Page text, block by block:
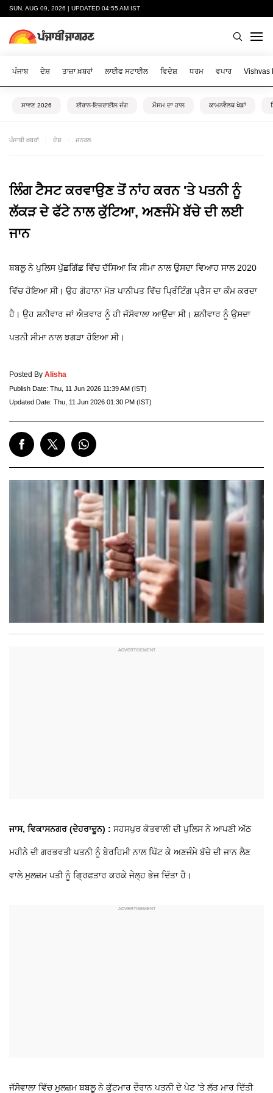
SUN, AUG 09, 2026 | UPDATED 04:55 AM IST
ਪੰਜਾਬ ਦੇਸ਼ ਤਾਜ਼ਾ ਖ਼ਬਰਾਂ ਲਾਈਫ ਸਟਾਈਲ ਵਿਦੇਸ਼ ਧਰਮ ਵਪਾਰ Vishvas
ਸਾਵਣ 2026 ਈਰਾਨ-ਇਜ਼ਰਾਈਲ ਜੰਗ ਮੌਸਮ ਦਾ ਹਾਲ ਕਾਮਨਵੈਲਥ ਖੇਡਾਂ
ਪੰਜਾਬੀ ਖ਼ਬਰਾਂ ਦੇਸ਼ ਜਨਰਲ
ਲਿੰਗ ਟੈਸਟ ਕਰਵਾਉਣ ਤੋਂ ਨਾਂਹ ਕਰਨ 'ਤੇ ਪਤਨੀ ਨੂੰ
ਲੱਕੜ ਦੇ ਫੱਟੇ ਨਾਲ ਕੁੱਟਿਆ, ਅਣਜੰਮੇ ਬੱਚੇ ਦੀ ਲਈ
ਜਾਨ
ਬਬਲੂ ਨੇ ਪੁਲਿਸ ਪੁੱਛਗਿੱਛ ਵਿੱਚ ਦੱਸਿਆ ਕਿ ਸੀਮਾ ਨਾਲ ਉਸਦਾ ਵਿਆਹ ਸਾਲ 2020
ਵਿੱਚ ਹੋਇਆ ਸੀ। ਉਹ ਗੋਹਾਨਾ ਮੋੜ ਪਾਨੀਪਤ ਵਿੱਚ ਪ੍ਰਿੰਟਿੰਗ ਪ੍ਰੈਸ ਦਾ ਕੰਮ ਕਰਦਾ
ਹੈ। ਉਹ ਸ਼ਨੀਵਾਰ ਜਾਂ ਐਤਵਾਰ ਨੂੰ ਹੀ ਜੱਸੋਵਾਲਾ ਆਉਂਦਾ ਸੀ। ਸ਼ਨੀਵਾਰ ਨੂੰ ਉਸਦਾ
ਪਤਨੀ ਸੀਮਾ ਨਾਲ ਝਗੜਾ ਹੋਇਆ ਸੀ।
Posted By Alisha
Publish Date: Thu, 11 Jun 2026 11:39 AM (IST)
Updated Date: Thu, 11 Jun 2026 01:30 PM (IST)
ਜਾਸ, ਵਿਕਾਸਨਗਰ (ਦੇਹਰਾਦੂਨ) : ਸਹਸਪੁਰ ਕੋਤਵਾਲੀ ਦੀ ਪੁਲਿਸ ਨੇ ਆਪਣੀ ਅੱਠ
ਮਹੀਨੇ ਦੀ ਗਰਭਵਤੀ ਪਤਨੀ ਨੂੰ ਬੇਰਹਿਮੀ ਨਾਲ ਪਿੱਟ ਕੇ ਅਣਜੰਮੇ ਬੱਚੇ ਦੀ ਜਾਨ ਲੈਣ
ਵਾਲੇ ਮੁਲਜ਼ਮ ਪਤੀ ਨੂੰ ਗ੍ਰਿਫ਼ਤਾਰ ਕਰਕੇ ਜੇਲ੍ਹ ਭੇਜ ਦਿੱਤਾ ਹੈ।
ਜੱਸੋਵਾਲਾ ਵਿੱਚ ਮੁਲਜ਼ਮ ਬਬਲੂ ਨੇ ਕੁੱਟਮਾਰ ਦੌਰਾਨ ਪਤਨੀ ਦੇ ਪੇਟ 'ਤੇ ਲੱਤ ਮਾਰ ਦਿੱਤੀ